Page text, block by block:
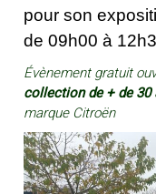
pour son
de 09h00 à
Évènement gratuit
collection de + de 30
marque Citroën